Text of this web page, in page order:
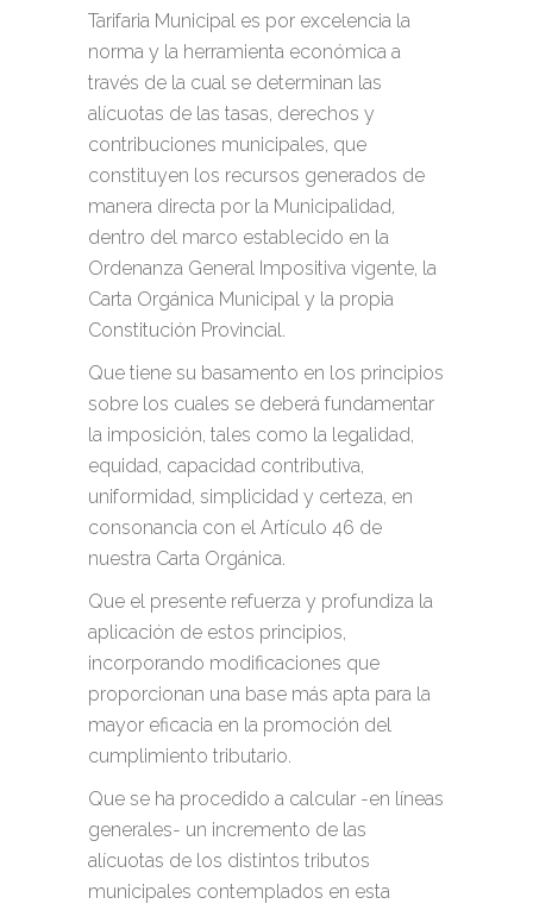
Tarifaria Municipal es por excelencia la
norma y la herramienta económica a
través de la cual se determinan las
alícuotas de las tasas, derechos y
contribuciones municipales, que
constituyen los recursos generados de
manera directa por la Municipalidad,
dentro del marco establecido en la
Ordenanza General Impositiva vigente, la
Carta Orgánica Municipal y la propia
Constitución Provincial.
Que tiene su basamento en los principios
sobre los cuales se deberá fundamentar
la imposición, tales como la legalidad,
equidad, capacidad contributiva,
uniformidad, simplicidad y certeza, en
consonancia con el Artículo 46 de
nuestra Carta Orgánica.
Que el presente refuerza y profundiza la
aplicación de estos principios,
incorporando modificaciones que
proporcionan una base más apta para la
mayor eficacia en la promoción del
cumplimiento tributario.
Que se ha procedido a calcular -en líneas
generales- un incremento de las
alícuotas de los distintos tributos
municipales contemplados en esta